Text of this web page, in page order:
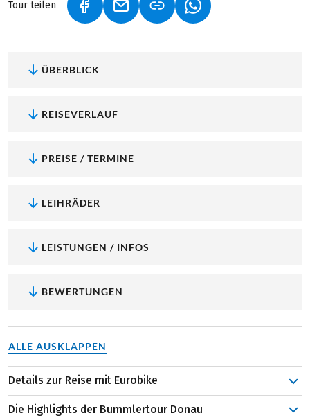
Tour teilen (LINK ÖFFNET IN NEUEM TAB)
(LINK ÖFFNET IN NEUEM TAB)
(LINK ÖFFNET IN
ÜBERBLICK
REISEVERLAUF
PREISE / TERMINE
LEIHRÄDER
LEISTUNGEN / INFOS
BEWERTUNGEN
ALLE AUSKLAPPEN
Details zur Reise mit Eurobike
Als Startpunkte kann man auf dieser Radreise zwischen
Die Highlights der Bummlertour Donau